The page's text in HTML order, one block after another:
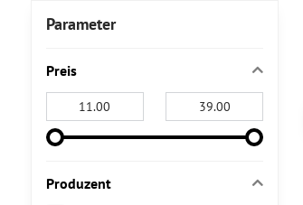
Parameter
Preis
Produzent